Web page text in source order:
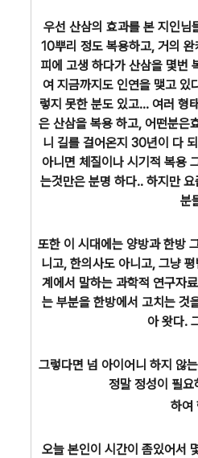
우선 산삼의 효과를 본 지인
10뿌리 정도 복용하고, 거의
피에 고생 하다가 산삼을 몇번
여 지금까지도 인연을 맺고 있
렇지 못한 분도 있고... 여러 형
은 산삼을 복용 하고, 어떤분은
니 길를 걸어온지 30년이 다
아니면 체질이나 시기적 복용
는것만은 분명 하다.. 하지만
분
또한 이 시대에는 양방과 한방
니고, 한의사도 아니고, 그냥
계에서 말하는 과학적 연구자
는 부분을 한방에서 고치는 것
아 왓다.
그렇다면 넘 아이어니 하지 않
정말 정성이 필
하여
오늘 본인이 시간이 좀있어서